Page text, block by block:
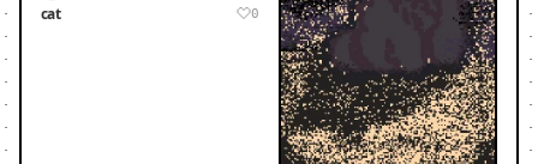
cat 0